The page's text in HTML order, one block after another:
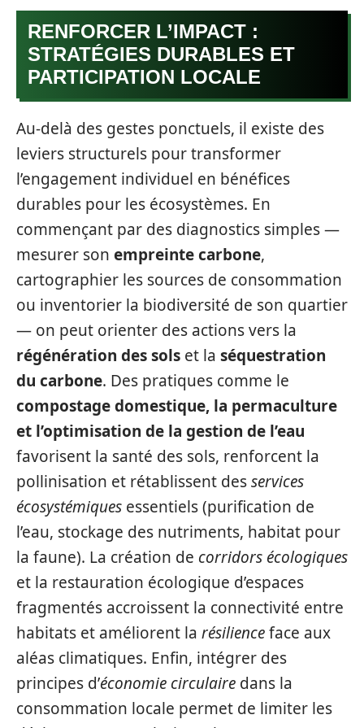
RENFORCER L’IMPACT :
STRATÉGIES DURABLES ET
PARTICIPATION LOCALE
Au-delà des gestes ponctuels, il existe des
leviers structurels pour transformer
l’engagement individuel en bénéfices
durables pour les écosystèmes. En
commençant par des diagnostics simples —
mesurer son empreinte carbone,
cartographier les sources de consommation
ou inventorier la biodiversité de son quartier
— on peut orienter des actions vers la
régénération des sols et la séquestration
du carbone. Des pratiques comme le
compostage domestique, la permaculture
et l’optimisation de la gestion de l’eau
favorisent la santé des sols, renforcent la
pollinisation et rétablissent desservices
écosystémiques essentiels (purification de
l’eau, stockage des nutriments, habitat pour
la faune). La création de corridors écologiques
et la restauration écologique d’espaces
fragmentés accroissent la connectivité entre
habitats et améliorent la résilienceface aux
aléas climatiques. Enfin, intégrer des
principes d’économie circulaire dans la
consommation locale permet de limiter les